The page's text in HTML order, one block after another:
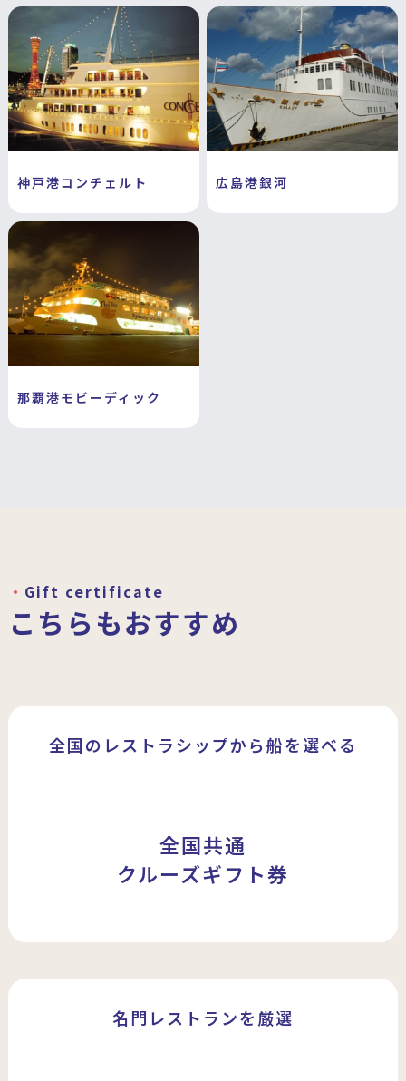
神戸港コンチェルト 広島港銀河
那覇港モビーディック
Gift certificate
こちらもおすすめ
全国のレストラシップから船を選べる
全国共通
クルーズギフト券
名門レストランを厳選